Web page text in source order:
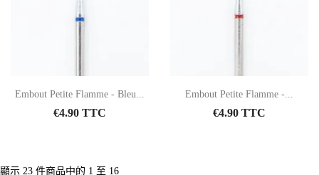
Embout Petite Flamme - Bleu...
€4.90 TTC
Embout Petite Flamme -...
€4.90 TTC
顯示 23 件商品中的 1 至 16